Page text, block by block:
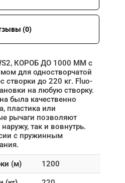
(0)
КОРОБ ДО 1000 ММ с
для одностворчатой
створки до 220 кг. Fluo-
на любую створку.
была качественно
пластика или
рычаги позволяют
так и вовнутрь.
с пружинным
(м) 1200